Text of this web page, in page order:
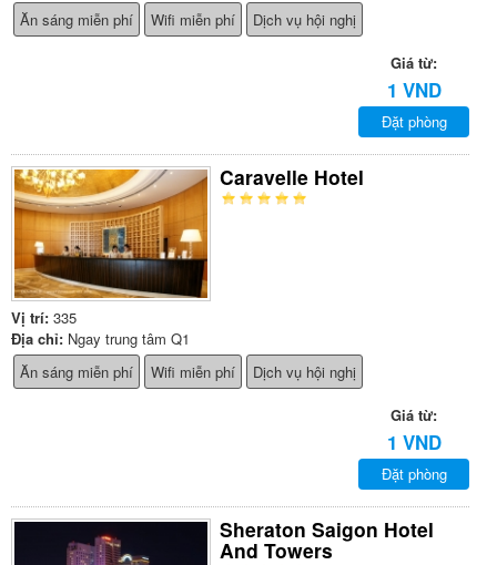
Ăn sáng miễn phí
Wifi miễn phí Dịch vụ hội nghị
Giá từ:
1 VND
Đặt phòng
Caravelle Hotel
Vị trí: 335
Địa chỉ: Ngay trung tâm Q1
Ăn sáng miễn phí
Wifi miễn phí Dịch vụ hội nghị
Giá từ:
1 VND
Đặt phòng
Sheraton Saigon Hotel
And Towers